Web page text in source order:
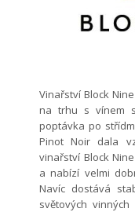
Vinařství Block
na trhu s vínem
poptávka po
Pinot Noir dala
vinařství Block
a nabízí velmi
Navíc dostává
světových